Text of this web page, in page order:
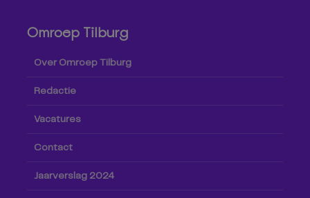
Omroep Tilburg
Over Omroep Tilburg
Redactie
Vacatures
Contact
Jaarverslag 2024